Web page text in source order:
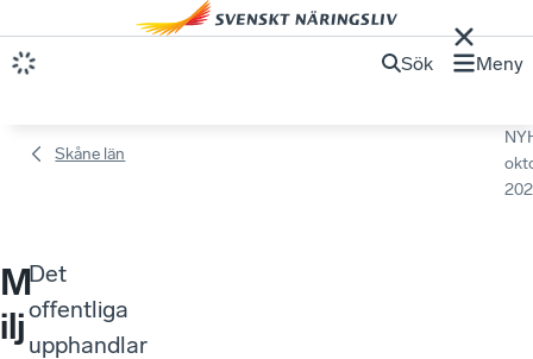
Sök Meny
Skåne län
M
ilj
Det
offentliga
upphandlar